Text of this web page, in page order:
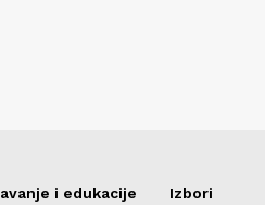
i edukacije Izbori